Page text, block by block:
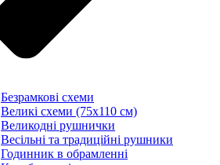
Безрамкові схеми
Великі схеми (75х110 см)
Великодні рушнички
Весільні та традиційні рушники
Годинник в обрамленні